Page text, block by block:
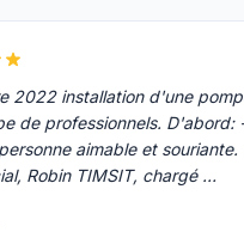
2022 installation d'une
de professionnels. D'abord:
aimable et
Robin TIMSIT, chargé …